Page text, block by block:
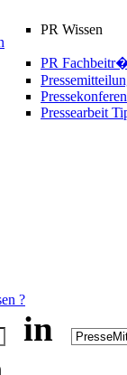
PR Wissen
PR
Pressearbeit
?
in